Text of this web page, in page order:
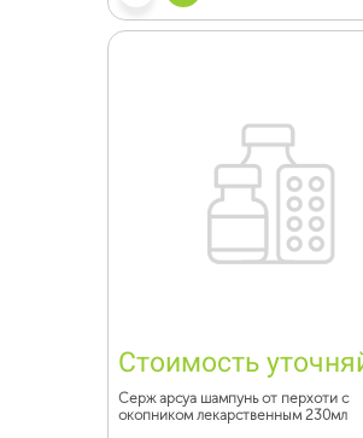
Стоимость
Серж арсуа шампунь от перхоти с
окопником лекарственным 230мл